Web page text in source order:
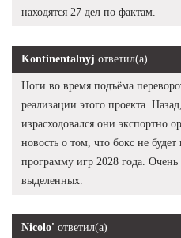
находятся 27 дел по фактам.
Kontinentalnyj ответил(а)
Ноги во время подъёма
реализации этого проекта.
израсходовался они экспортно
новость о том, что бокс не
программу игр 2028 года.
выделенных.
Nicolo' ответил(а)